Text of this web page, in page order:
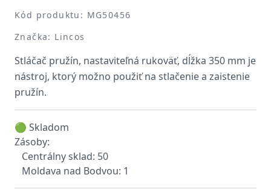
Kód produktu: MG50456
Značka: Lincos
Stláčač pružín, nastaviteľná rukoväť, dĺžka 350 mm je
nástroj, ktorý možno použiť na stlačenie a zaistenie
pružín.
🟢 Skladom
Zásoby:
Centrálny sklad: 50
Moldava nad Bodvou: 1